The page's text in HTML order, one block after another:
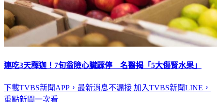
連吃3天釋迦！7旬翁險心臟驟停 名醫揭「5大傷腎水果」
下載TVBS新聞APP，最新消息不漏接 加入TVBS新聞LINE，
重點新聞一次看